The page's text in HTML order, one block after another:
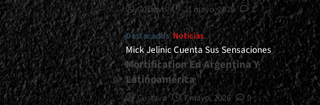
Gustavo 21 mayo, 2026 2
Destacados Noticias
Mick Jelinic Cuenta Sus Sensaciones
Mortification En Argentina Y
Latinoamérica
Gustavo 7 mayo, 2026 0